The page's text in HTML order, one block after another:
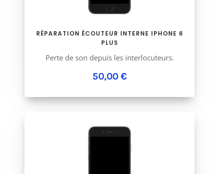
RÉPARATION ÉCOUTEUR INTERNE IPHONE 6
PLUS
Perte de son depuis les interlocuteurs.
50,00 €